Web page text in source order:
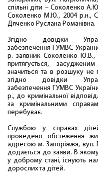
спільні діти – Соколенко
Соколенко М.Ю., 2004 р.н.,
Дяченко Руслана Романівна.
Згідно довідки
забезпечення ГУМВС
р. заявник Соколенко Ю.В.,
притягується,
значиться та в розшуку
згідно довідки
забезпечення ГУМВС
р., до кримінальної
за кримінальними
перебуває.
Службою у справах
проведено обстеження
адресою м. Запоріжжя, вул.
додається до заяви. В
у доброму стані, існують
дорослих та дітей.